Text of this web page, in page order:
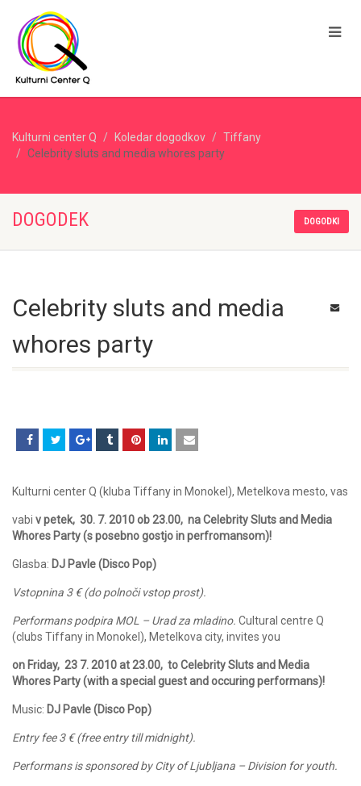
Kulturni center Q Koledar dogodkov
Tiffany
Celebrity sluts and media whores party
DOGODEK DOGODKI
Celebrity sluts and media
whores party
Kulturni center Q (kluba Tiffany in Monokel), Metelkova mesto, vas
vabi v petek, 30. 7. 2010 ob 23.00, na Celebrity Sluts and Media
Whores Party (s posebno gostjo in perfromansom)!
Glasba: DJ Pavle (Disco Pop)
Vstopnina 3 € (do polnoči vstop prost).
Performans podpira MOL – Urad za mladino. Cultural centre Q
(clubs Tiffany in Monokel), Metelkova city, invites you
on Friday, 23 7. 2010 at 23.00, to Celebrity Sluts and Media
Whores Party (with a special guest and occuring performans)!
Music: DJ Pavle (Disco Pop)
Entry fee 3 € (free entry till midnight).
Performans is sponsored by City of Ljubljana – Division for youth.